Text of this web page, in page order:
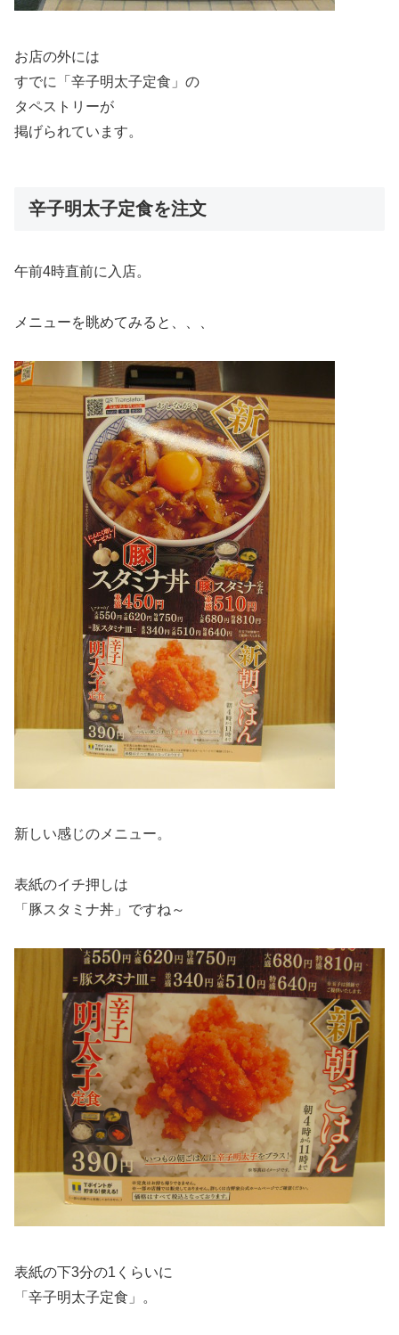
お店の外には
すでに「辛子明太子定食」の
タペストリーが
掲げられています。
辛子明太子定食を注文
午前4時直前に入店。
メニューを眺めてみると、、、
新しい感じのメニュー。
表紙のイチ押しは
「豚スタミナ丼」ですね～
表紙の下3分の1くらいに
「辛子明太子定食」。